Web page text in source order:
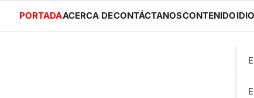
content
PORTADAACERCA DECONTÁCTANOSCONTENIDO